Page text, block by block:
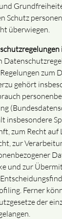
Schutz
überwiegen.
zum
gehört
insbesondere
zum Recht auf
zur
und zur
Ferner
der